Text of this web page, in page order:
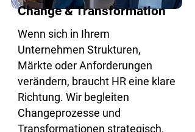
Change & Transformation
Wenn sich in Ihrem
Unternehmen Strukturen,
Märkte oder Anforderungen
verändern, braucht HR eine klare
Richtung. Wir begleiten
Changeprozesse und
Transformationen strategisch,